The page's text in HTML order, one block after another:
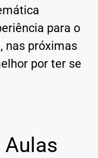
para o
nas próximas
por ter se